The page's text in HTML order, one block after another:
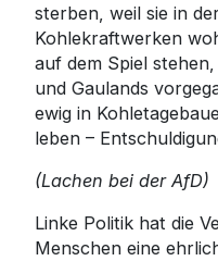
sterben, weil sie in
Kohlekraftwerken
auf dem Spiel
und Gaulands
ewig in
leben –
(Lachen bei der AfD)
Linke Politik hat die
Menschen eine